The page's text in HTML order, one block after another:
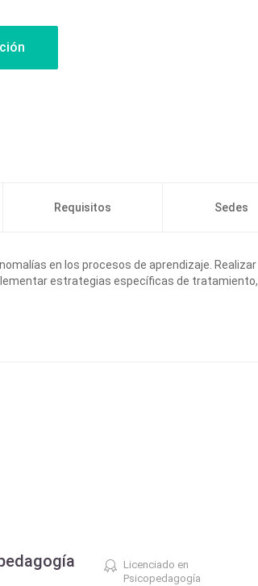
Requisitos Sedes
en los procesos de aprendizaje. Realizar
estrategias específicas de tratamiento,
Licenciado en
Psicopedagogía